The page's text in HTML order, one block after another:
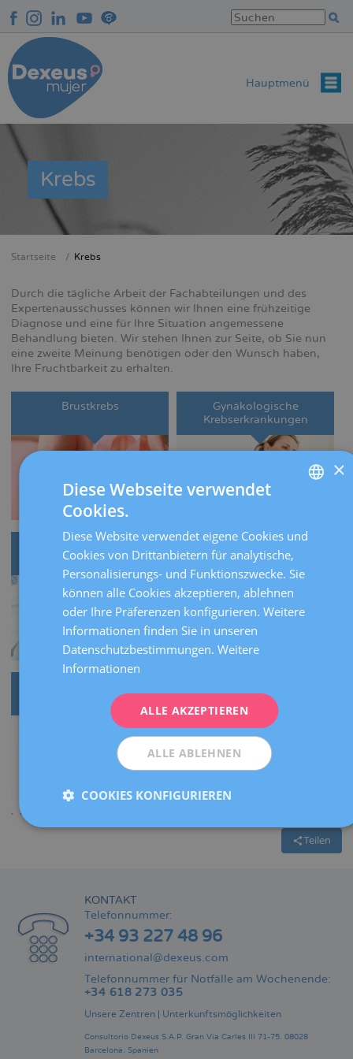
zum
Inhalt
Hauptmenü
Krebs
Startseite Krebs
Durch die tägliche Arbeit der Fachabteilungen und des
Expertenausschusses können wir Ihnen eine frühzeitige
Diagnose und eine für Ihre Situation angemessene
Behandlung bieten. Wir stehen Ihnen zur Seite, ob Sie nun
eine zweite Meinung benötigen oder den Wunsch haben,
Ihre Fruchtbarkeit zu erhalten.
Brustkrebs
Gynäkologische
Krebserkrankungen
Erhalt der Fruchtbarkeit
bei Krebspatientinnen
onkologischen Patienten
Teilen
KONTAKT
Telefonnummer:
+34 93 227 48 96
international@dexeus.com
Telefonnummer für Notfälle am Wochenende:
+34 618 273 035
Unsere Zentren Unterkunftsmöglichkeiten
Consultorio Dexeus S.A.P. Gran Via Carles III 71-75. 08028
Barcelona. Spanien
CATALÀ
DEUTSCH
×
Diese Webseite verwendet
Cookies.
Diese Website verwendet eigene Cookies und
Cookies von Drittanbietern für analytische,
Personalisierungs- und Funktionszwecke. Sie
können alle Cookies akzeptieren, ablehnen
oder Ihre Präferenzen konfigurieren. Weitere
Informationen finden Sie in unseren
Datenschutzbestimmungen. Weitere
Informationen
ALLE AKZEPTIEREN
ALLE ABLEHNEN
COOKIES KONFIGURIEREN